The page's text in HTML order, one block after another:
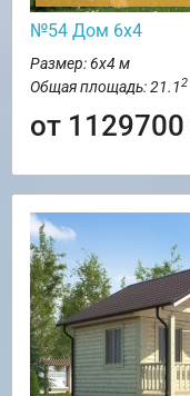
№54 Дом 6х4
Размер: 6х4 м
Общая площадь: 21.12
от 1129700